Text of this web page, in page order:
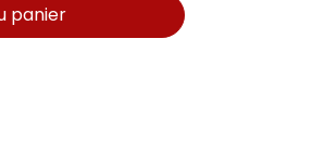
panier